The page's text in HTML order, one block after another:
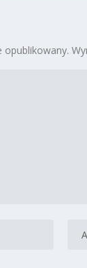
opublikowany.